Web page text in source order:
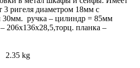
ригеля диаметром 18мм с
ручка – цилиндр = 85мм
206х136х28,5,торц. планка –
2.35 kg